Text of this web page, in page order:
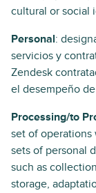
cultural or social
Personal:
servicios y
Zendesk
el desempeño
Processing/to
set of operations
sets of personal
such as
storage,